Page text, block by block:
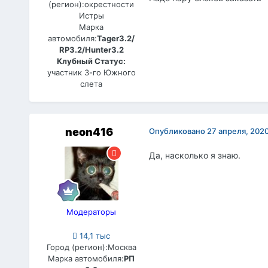
(регион):окрестности
Истры
Марка
автомобиля:Tager3.2/
RP3.2/Hunter3.2
Клубный Статус:
участник 3-го Южного
слета
neon416
Модераторы
14,1 тыс
Город (регион):Москва
Марка автомобиля:РП
Опубликовано 27 апреля,
Да, насколько я знаю.